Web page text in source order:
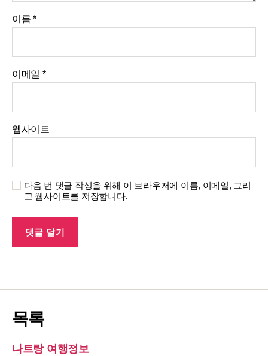
이름*
이메일 *
웹사이트
다음 번 댓글 작성을 위해 이 브라우저에 이름, 이메일, 그리
고 웹사이트를 저장합니다.
목록
나트랑 여행정보